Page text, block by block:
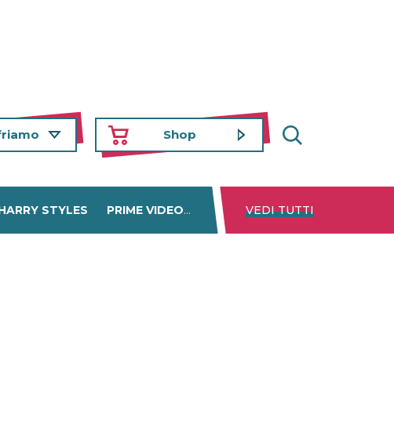
Shop
STYLES PRIME VIDEO DISNEY+ NETFLIX
VEDI TUTTI